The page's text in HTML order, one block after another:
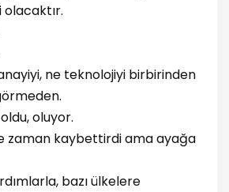
olacaktır.
ne teknolojiyi birbirinden
oluyor.
zaman kaybettirdi ama ayağa
bazı ülkelere